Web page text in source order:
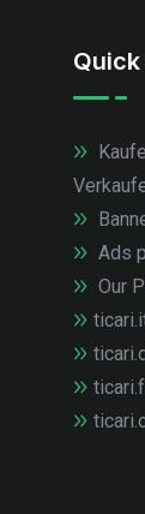
Ads
Our